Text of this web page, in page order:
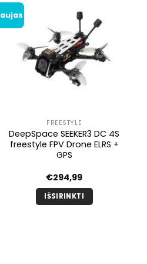
FREESTYLE
DeepSpace SEEKER3 DC 4S
freestyle FPV Drone ELRS +
GPS
€294,99
IŠSIRINKTI